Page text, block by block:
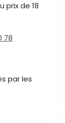
prix de 18
78
par les